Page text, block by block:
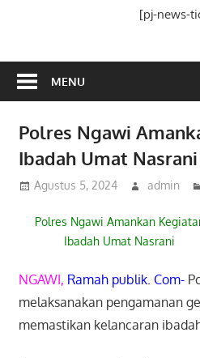
[pj-news-
MENU
Polres Ngawi
Ibadah Umat Nasrani
Agustus 5, 2024 admin
Polres Ngawi Amankan
Ibadah Umat Nasrani
NGAWI, Ramah publik. Com-
melaksanakan pengamanan
memastikan kelancaran